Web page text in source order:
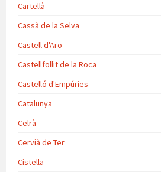
Cartellà
Cassà de la Selva
Castell d'Aro
Castellfollit de la Roca
Castelló d'Empúries
Catalunya
Celrà
Cervià de Ter
Cistella